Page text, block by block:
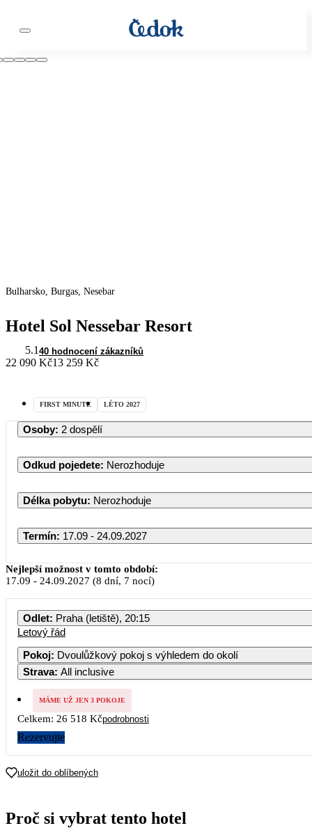
Bulharsko, Burgas, Nesebar
Hotel Sol Nessebar Resort
5.1 40 hodnocení zákazníků
22 090 Kč13 259 Kč
FIRST MINUTE LÉTO 2027
Osoby: 2 dospělí
Odkud pojedete: Nerozhoduje
Délka pobytu: Nerozhoduje
Termín: 17.09 - 24.09.2027
Nejlepší možnost v tomto období:
17.09 - 24.09.2027 (8 dní, 7 nocí)
Odlet: Praha (letiště), 20:15
Letový řád
Pokoj: Dvoulůžkový pokoj s výhledem do okolí
Strava: All inclusive
MÁME UŽ JEN 3 POKOJE
Celkem: 26 518 Kčpodrobnosti
Rezervujte
uložit do oblíbených
Proč si vybrat tento hotel